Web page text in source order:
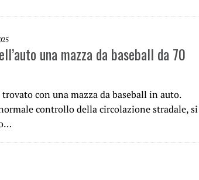
una mazza da baseball da 70
con una mazza da baseball in auto.
controllo della circolazione stradale, si